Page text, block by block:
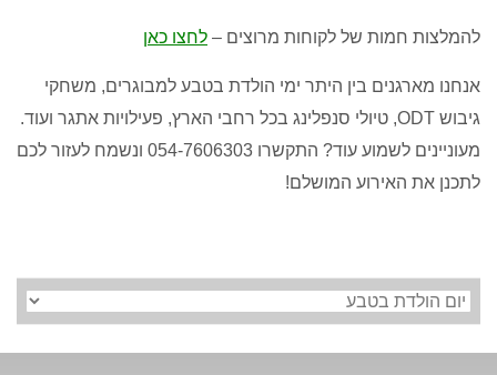
להמלצות חמות של לקוחות מרוצים – לחצו כאן
אנחנו מארגנים בין היתר ימי הולדת בטבע למבוגרים, משחקי
גיבוש ODT, טיולי סנפלינג בכל רחבי הארץ, פעילויות אתגר ועוד.
מעוניינים לשמוע עוד? התקשרו 054-7606303 ו
נשמח לעזור לכם
לתכנן את האירוע המושלם!